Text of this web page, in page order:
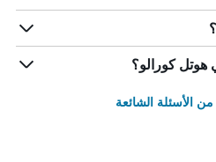
كورالو؟
الأسئلة الشائعة